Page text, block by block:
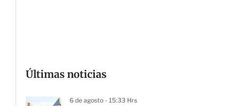
Últimas noticias
6 de agosto - 15:33 Hrs